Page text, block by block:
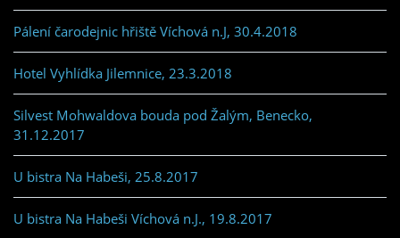
Pálení čarodejnic hřiště Víchová n.J, 30.4.2018
Hotel Vyhlídka Jilemnice, 23.3.2018
Silvest Mohwaldova bouda pod Žalým, Benecko,
31.12.2017
U bistra Na Habeši, 25.8.2017
U bistra Na Habeši Víchová n.J., 19.8.2017